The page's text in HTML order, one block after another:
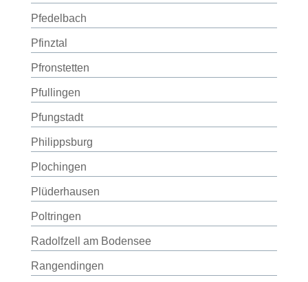
Pfedelbach
Pfinztal
Pfronstetten
Pfullingen
Pfungstadt
Philippsburg
Plochingen
Plüderhausen
Poltringen
Radolfzell am Bodensee
Rangendingen